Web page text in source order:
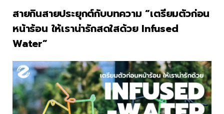
สายกินสายประยุกต์กับบทความ “เตรียมตัวก่อน
หน้าร้อน ให้เราน่ารักสดใสด้วย Infused
Water”